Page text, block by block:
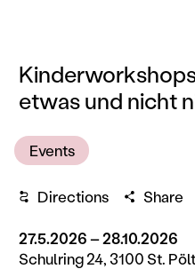
etwas und nicht
Events
Directions Share
27.5.2026 – 28.10.2026
Schulring 24, 3100 St.